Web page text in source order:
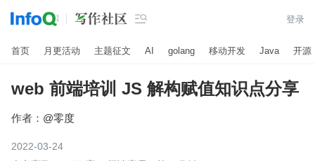
 登录
首页 月更活动 主题征文 AI golang 移动开发 Java 开源
web 前端培训 JS 解构赋值知识点分享
作者： @零度
2022-03-24